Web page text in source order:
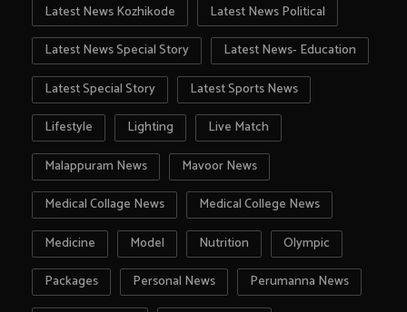
Latest News Kozhikode
Latest News Political
Latest News Special Story
Latest News- Education
Latest Special Story
Latest Sports News
Lifestyle
Lighting
Live Match
Malappuram News
Mavoor News
Medical Collage News
Medical College News
Medicine
Model Nutrition
Olympic
Packages
Personal News
Perumanna News